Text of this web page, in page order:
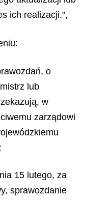
ich realizacji.",
o
lub
w
zarządowi
15 lutego, za
sprawozdanie